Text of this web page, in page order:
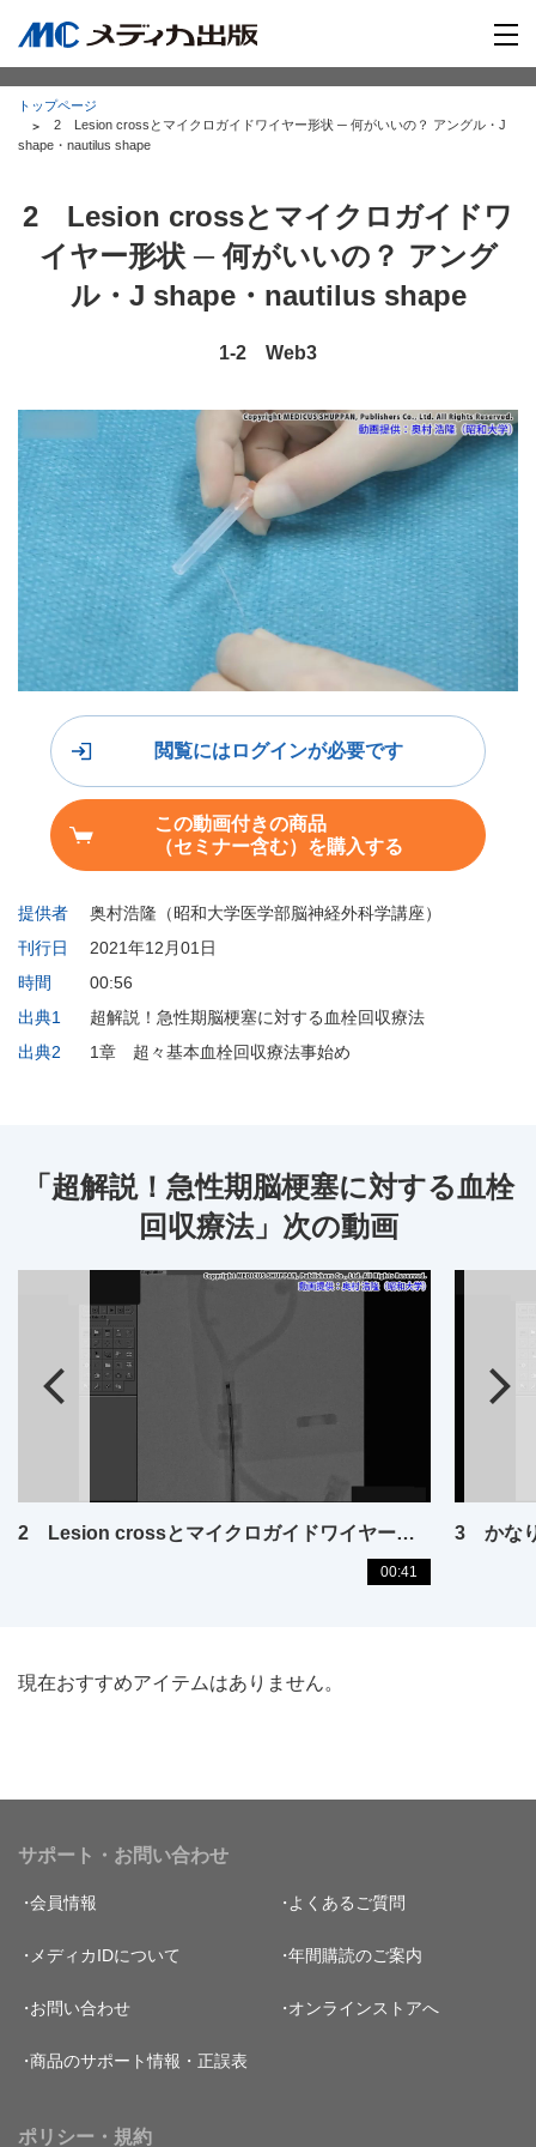
トップページ
2 Lesion crossとマイクロガイドワイヤー形状 ─ 何がいいの？ アングル・J
shape・nautilus shape
2 Lesion crossとマイクロガイドワ
イヤー形状 ─ 何がいいの？ アング
ル・J shape・nautilus shape
1-2 Web3
提供者
奥村浩隆（昭和大学医学部脳神経外科学講座）
刊行日
2021年12月01日
時間
00:56
出典1
超解説！急性期脳梗塞に対する血栓回収療法
出典2
1章 超々基本血栓回収療法事始め
閲覧にはログインが必要です
この動画付きの商品
（セミナー含む）を購入する
「超解説！急性期脳梗塞に対する血栓
回収療法」次の動画
2 Lesion crossとマイクロガイドワイヤー形状 ─ 何がいいの？ アングル・J shape・nautilus shape
00:41
現在おすすめアイテムはありません。
サポート・お問い合わせ
会員情報 よくあるご質問
メディカIDについて 年間購読のご案内
お問い合わせ オンラインストアへ
商品のサポート情報・正誤表
ポリシー・規約